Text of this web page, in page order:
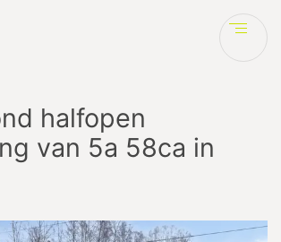
halfopen
van 5a 58ca in